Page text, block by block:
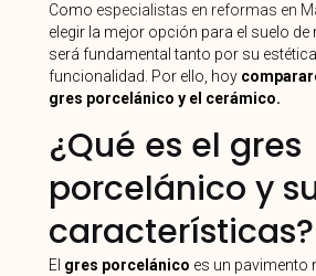
Como especialistas en reformas en
elegir la mejor opción para el suelo
será fundamental tanto por su
funcionalidad. Por ello, hoy
gres porcelánico y el cerámico.
¿Qué es el gres
porcelánico y
características?
El gres porcelánico es un